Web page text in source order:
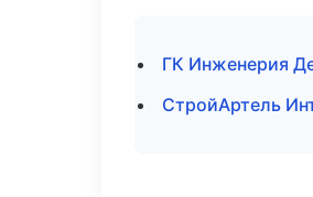
ГК Инженерия
СтройАртель